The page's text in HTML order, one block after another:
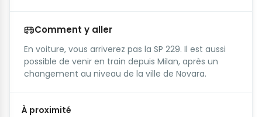
Comment y aller
En voiture, vous arriverez pas la SP 229. Il est aussi
possible de venir en train depuis Milan, après un
changement au niveau de la ville de Novara.
À proximité